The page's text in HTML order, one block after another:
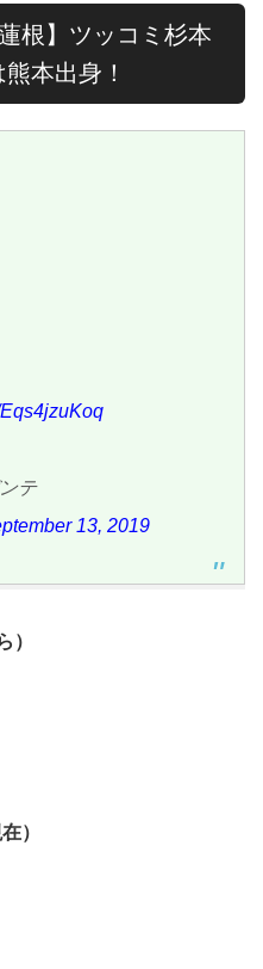
根】ツッコミ杉本
本出身！
テ
13, 2019
）
）